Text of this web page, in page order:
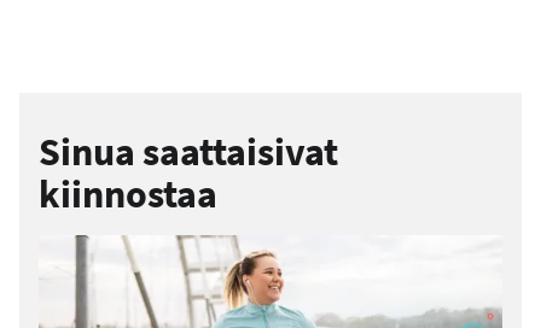
Sinua saattaisivat
kiinnostaa